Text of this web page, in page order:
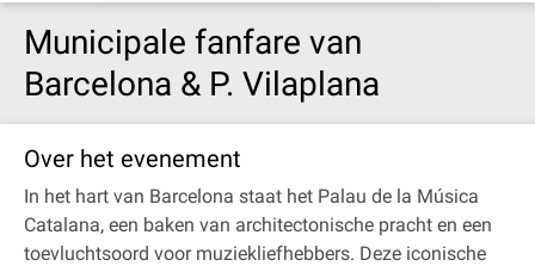
Municipale fanfare van
Barcelona & P. Vilaplana
Over het evenement
In het hart van Barcelona staat het Palau de la Música
Catalana, een baken van architectonische pracht en een
toevluchtsoord voor muziekliefhebbers. Deze iconische